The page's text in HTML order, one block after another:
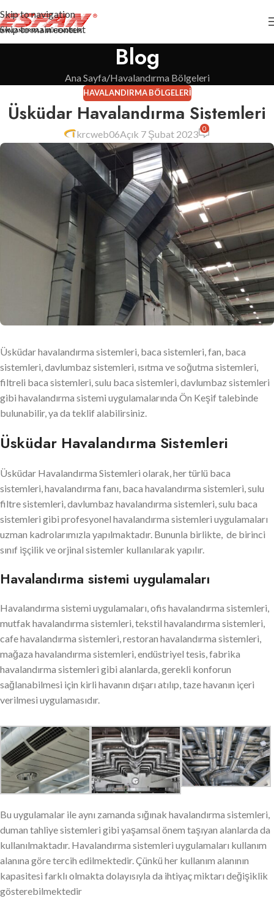
Skip to navigation
Skip to main content
Blog
Ana Sayfa Havalandırma Bölgeleri
HAVALANDIRMA BÖLGELERI
Üsküdar Havalandırma Sistemleri
krcweb06Açık 7 Şubat 2023 0
Üsküdar havalandırma sistemleri, baca sistemleri, fan, baca
sistemleri, davlumbaz sistemleri, ısıtma ve soğutma sistemleri,
filtreli baca sistemleri, sulu baca sistemleri, davlumbaz sistemleri
gibi havalandırma sistemi uygulamalarında Ön Keşif talebinde
bulunabilir, ya da teklif alabilirsiniz.
Üsküdar Havalandırma Sistemleri
Üsküdar Havalandırma Sistemleri olarak, her türlü baca
sistemleri, havalandırma fanı, baca havalandırma sistemleri, sulu
filtre sistemleri, davlumbaz havalandırma sistemleri, sulu baca
sistemleri gibi profesyonel havalandırma sistemleri uygulamaları
uzman kadrolarımızla yapılmaktadır. Bununla birlikte, de birinci
sınıf işçilik ve orjinal sistemler kullanılarak yapılır.
Havalandırma sistemi uygulamaları
Havalandırma sistemi uygulamaları, ofis havalandırma sistemleri,
mutfak havalandırma sistemleri, tekstil havalandırma sistemleri,
cafe havalandırma sistemleri, restoran havalandırma sistemleri,
mağaza havalandırma sistemleri, endüstriyel tesis, fabrika
havalandırma sistemleri gibi alanlarda, gerekli konforun
sağlanabilmesi için kirli havanın dışarı atılıp, taze havanın içeri
verilmesi uygulamasıdır.
Bu uygulamalar ile aynı zamanda sığınak havalandırma sistemleri,
duman tahliye sistemleri gibi yaşamsal önem taşıyan alanlarda da
kullanılmaktadır. Havalandırma sistemleri uygulamaları kullanım
alanına göre tercih edilmektedir. Çünkü her kullanım alanının
kapasitesi farklı olmakta dolayısıyla da ihtiyaç miktarı değişiklik
gösterebilmektedir